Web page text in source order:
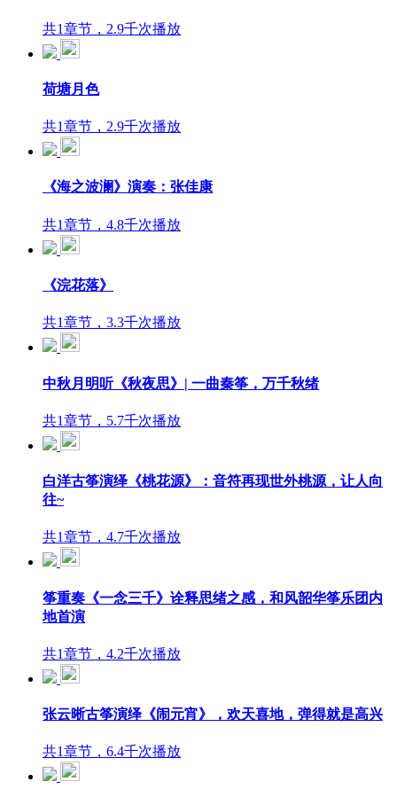
共1章节，2.9千次播放
荷塘月色
共1章节，2.9千次播放
《海之波澜》演奏：张佳康
共1章节，4.8千次播放
《浣花落》
共1章节，3.3千次播放
中秋月明听《秋夜思》| 一曲秦筝，万千秋绪
共1章节，5.7千次播放
白洋古筝演绎《桃花源》：音符再现世外桃源，让人向
往~
共1章节，4.7千次播放
筝重奏《一念三千》诠释思绪之感，和风韶华筝乐团内
地首演
共1章节，4.2千次播放
张云晰古筝演绎《闹元宵》，欢天喜地，弹得就是高兴
共1章节，6.4千次播放